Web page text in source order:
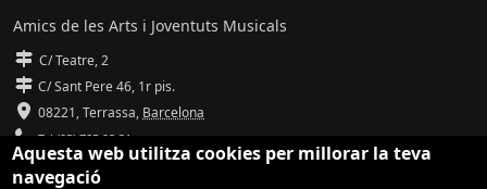
Amics de les Arts i Joventuts Musicals
C/ Teatre, 2
C/ Sant Pere 46, 1r pis.
08221,Terrassa, Barcelona
Tel (93) 785 92 31
info@amicsdelesarts-jjmm.cat
Aquesta web utilitza cookies per millorar la teva
navegació